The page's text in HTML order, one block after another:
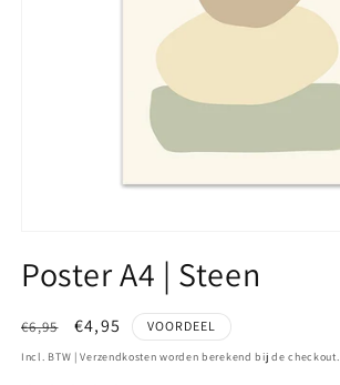
openen
inPoster A4 | Steen
Normale
prijs
€6,95 Aanbiedingsprijs
€4,95 VOORDEEL
Incl. BTW | Verzendkosten worden berekend bij de checkout.